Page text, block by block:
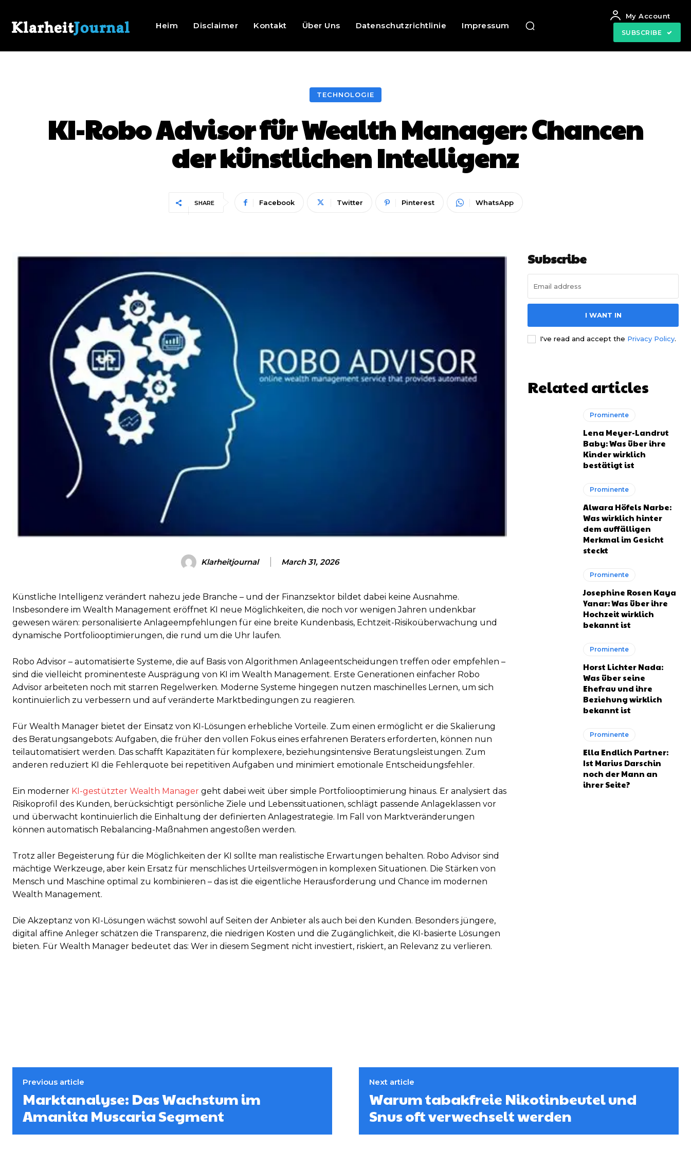
Heim Disclaimer Kontakt Über Uns Datenschutzrichtlinie Impressum
My Account
SUBSCRIBE
TECHNOLOGIE
KI-Robo Advisor für Wealth Manager: Chancen
der künstlichen Intelligenz
SHARE Facebook Twitter Pinterest WhatsApp
Klarheitjournal March 31, 2026
Künstliche Intelligenz verändert nahezu jede Branche – und der Finanzsektor bildet dabei keine Ausnahme.
Insbesondere im Wealth Management eröffnet KI neue Möglichkeiten, die noch vor wenigen Jahren undenkbar
gewesen wären: personalisierte Anlageempfehlungen für eine breite Kundenbasis, Echtzeit-Risikoüberwachung und
dynamische Portfoliooptimierungen, die rund um die Uhr laufen.
Robo Advisor – automatisierte Systeme, die auf Basis von Algorithmen Anlageentscheidungen treffen oder empfehlen –
sind die vielleicht prominenteste Ausprägung von KI im Wealth Management. Erste Generationen einfacher Robo
Advisor arbeiteten noch mit starren Regelwerken. Moderne Systeme hingegen nutzen maschinelles Lernen, um sich
kontinuierlich zu verbessern und auf veränderte Marktbedingungen zu reagieren.
Für Wealth Manager bietet der Einsatz von KI-Lösungen erhebliche Vorteile. Zum einen ermöglicht er die Skalierung
des Beratungsangebots: Aufgaben, die früher den vollen Fokus eines erfahrenen Beraters erforderten, können nun
teilautomatisiert werden. Das schafft Kapazitäten für komplexere, beziehungsintensive Beratungsleistungen. Zum
anderen reduziert KI die Fehlerquote bei repetitiven Aufgaben und minimiert emotionale Entscheidungsfehler.
Ein moderner KI-gestützter Wealth Manager geht dabei weit über simple Portfoliooptimierung hinaus. Er analysiert das
Risikoprofil des Kunden, berücksichtigt persönliche Ziele und Lebenssituationen, schlägt passende Anlageklassen vor
und überwacht kontinuierlich die Einhaltung der definierten Anlagestrategie. Im Fall von Marktveränderungen
können automatisch Rebalancing-Maßnahmen angestoßen werden.
Trotz aller Begeisterung für die Möglichkeiten der KI sollte man realistische Erwartungen behalten. Robo Advisor sind
mächtige Werkzeuge, aber kein Ersatz für menschliches Urteilsvermögen in komplexen Situationen. Die Stärken von
Mensch und Maschine optimal zu kombinieren – das ist die eigentliche Herausforderung und Chance im modernen
Wealth Management.
Die Akzeptanz von KI-Lösungen wächst sowohl auf Seiten der Anbieter als auch bei den Kunden. Besonders jüngere,
digital affine Anleger schätzen die Transparenz, die niedrigen Kosten und die Zugänglichkeit, die KI-basierte Lösungen
bieten. Für Wealth Manager bedeutet das: Wer in diesem Segment nicht investiert, riskiert, an Relevanz zu verlieren.
Subscribe
I WANT IN
I've read and accept the Privacy Policy.
Related articles
Prominente
Lena Meyer-Landrut
Baby: Was über ihre
Kinder wirklich
bestätigt ist
Prominente
Alwara Höfels Narbe:
Was wirklich hinter
dem auffälligen
Merkmal im Gesicht
steckt
Prominente
Josephine Rosen Kaya
Yanar: Was über ihre
Hochzeit wirklich
bekannt ist
Prominente
Horst Lichter Nada:
Was über seine
Ehefrau und ihre
Beziehung wirklich
bekannt ist
Prominente
Ella Endlich Partner:
Ist Marius Darschin
noch der Mann an
ihrer Seite?
Previous article
Marktanalyse: Das Wachstum im
Amanita Muscaria Segment
Next article
Warum tabakfreie Nikotinbeutel und
Snus oft verwechselt werden